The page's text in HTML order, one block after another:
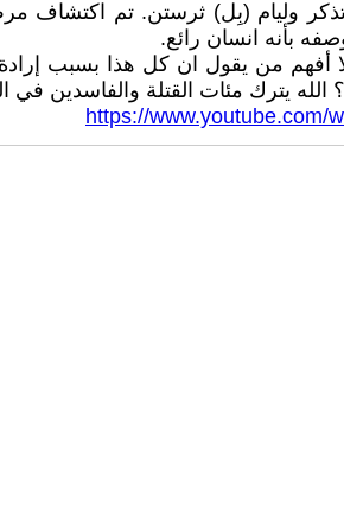
بأنه انسان رائع.
من يقول ان كل هذا بسبب إرادة
يترك مئات القتلة والفاسدين
https://www.youtube.com/